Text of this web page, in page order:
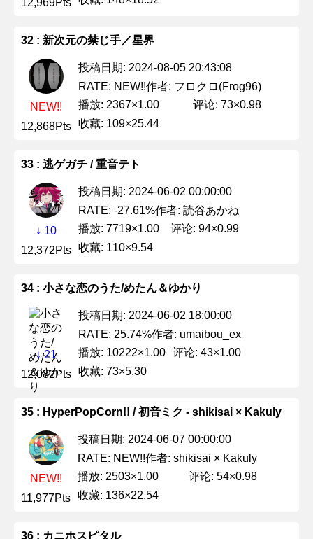
12,969Pts
32 : 新次元の禁じ手／星界
NEW!!
12,868Pts
投稿日期: 2024-08-05 20:43:08
RATE: NEW!!作者: フロクロ(Frog96)
播放: 2367×1.00
评论: 73×0.98
收藏: 109×25.44
33 : 逃ゲガチ / 重音テト
↓ 10
12,372Pts
投稿日期: 2024-06-02 00:00:00
RATE: -27.61%作者: 読谷あかね
播放: 7719×1.00
评论: 94×0.99
收藏: 110×9.54
34 : 小さな恋のうた/めたん＆ゆかり
↓ 21
12,082Pts
投稿日期: 2024-06-02 18:00:00
RATE: 25.74%作者: umaibou_ex
播放: 10222×1.00 评论: 43×1.00
收藏: 73×5.30
35 : HyperPopCorn!! / 初音ミク - shikisai × Kakuly
NEW!!
11,977Pts
投稿日期: 2024-06-07 00:00:00
RATE: NEW!!作者: shikisai × Kakuly
播放: 2503×1.00
评论: 54×0.98
收藏: 136×22.54
36 : カニホスピタル